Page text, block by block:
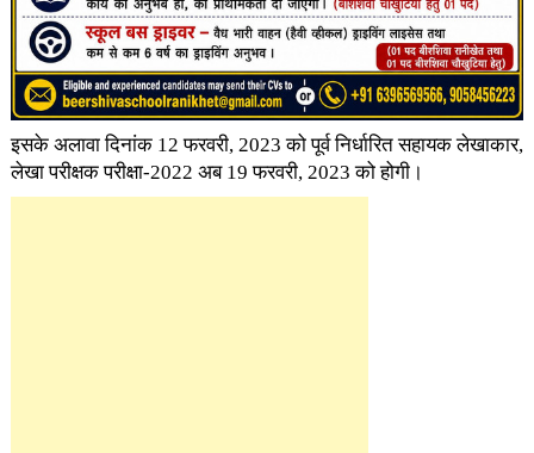
इसके अलावा दिनांक 12 फरवरी, 2023 को पूर्व निर्धारित सहायक लेखाकार,
लेखा परीक्षक परीक्षा-2022 अब 19 फरवरी, 2023 को होगी।